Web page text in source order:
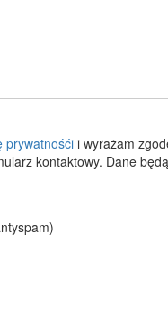
prywatnośći i wyrażam
kontaktowy. Dane